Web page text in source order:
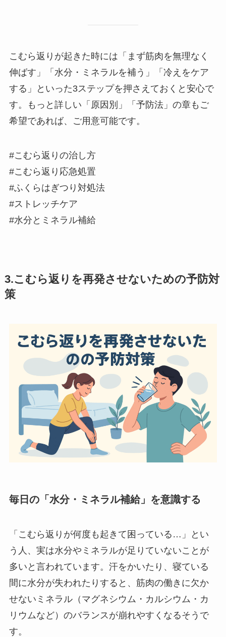
こむら返りが起きた時には「まず筋肉を無理なく
伸ばす」「水分・ミネラルを補う」「冷えをケア
する」といった3ステップを押さえておくと安心で
す。もっと詳しい「原因別」「予防法」の章もご
希望であれば、ご用意可能です。
#こむら返りの治し方
#こむら返り応急処置
#ふくらはぎつり対処法
#ストレッチケア
#水分とミネラル補給
3.こむら返りを再発させないための予防対
策
毎日の「水分・ミネラル補給」を意識する
「こむら返りが何度も起きて困っている…」とい
う人、実は水分やミネラルが足りていないことが
多いと言われています。汗をかいたり、寝ている
間に水分が失われたりすると、筋肉の働きに欠か
せないミネラル（マグネシウム・カルシウム・カ
リウムなど）のバランスが崩れやすくなるそうで
す。